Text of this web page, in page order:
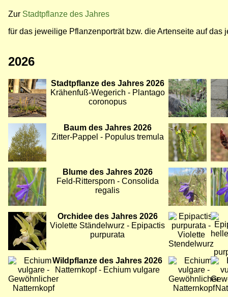
Zur Stadtpflanze des Jahres
für das jeweilige Pflanzenporträt bzw. die Artenseite auf
2026
Bild
Stadtpflanze des Jahres 2026
Krähenfuß-Wegerich - Plantago
coronopus
Bild Bild
Bild
Baum des Jahres 2026
Zitter-Pappel - Populus tremula
Bild Bild
Bild
Blume des Jahres 2026
Feld-Rittersporn - Consolida
regalis
Bild Bild
Bild
Orchidee des Jahres 2026
Violette Ständelwurz - Epipactis
purpurata
Bild Bild
Bild
Wildpflanze des Jahres 2026
Natternkopf - Echium vulgare
Bild Bild